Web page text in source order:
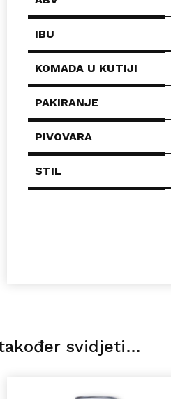
IBU
KOMADA U KUTIJI
PAKIRANJE
PIVOVARA
STIL
svidjeti…